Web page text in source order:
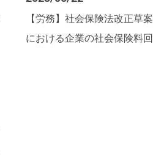
【労務】社会保険法改正草案
における企業の社会保険料回